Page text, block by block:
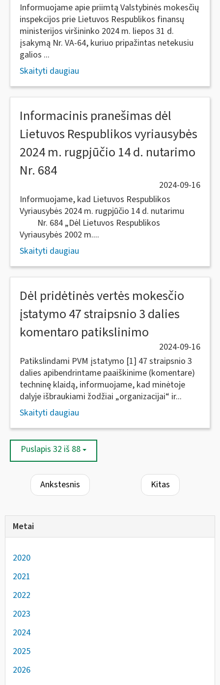
Informuojame apie priimtą Valstybinės mokesčių
inspekcijos prie Lietuvos Respublikos finansų
ministerijos viršininko 2024 m. liepos 31 d.
įsakymą Nr. VA-64, kuriuo pripažintas netekusiu
galios ...
Skaityti daugiau
Informacinis pranešimas dėl
Lietuvos Respublikos vyriausybės
2024 m. rugpjūčio 14 d. nutarimo
Nr. 684
2024-09-16
Informuojame, kad Lietuvos Respublikos
Vyriausybės 2024 m. rugpjūčio 14 d. nutarimu
Nr. 684 „Dėl Lietuvos Respublikos
Vyriausybės 2002 m....
Skaityti daugiau
Dėl pridėtinės vertės mokesčio
įstatymo 47 straipsnio 3 dalies
komentaro patikslinimo
2024-09-16
Patikslindami PVM įstatymo [1] 47 straipsnio 3
dalies apibendrintame paaiškinime (komentare)
techninę klaidą, informuojame, kad minėtoje
dalyje išbraukiami žodžiai „organizacijai“ ir...
Skaityti daugiau
Puslapis 32 iš 88
Ankstesnis Kitas
Metai
2020
2021
2022
2023
2024
2025
2026